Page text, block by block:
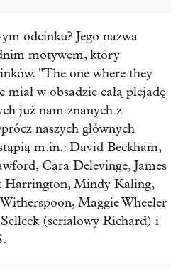
odcinku? Jego nazwa
motywem, który
"The one where they
miał w obsadzie całą plejadę
już nam znanych z
naszych głównych
m.in.: David Beckham,
Cara Delevinge, James
Harrington, Mindy Kaling,
Maggie Wheeler
(serialowy Richard) i